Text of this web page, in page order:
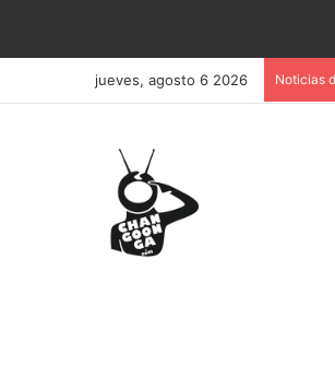
jueves, agosto 6 2026 Noticias